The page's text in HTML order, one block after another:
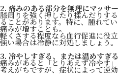
2. 痛みのある部分を無理にマッサ
膝周りを強く押したり揉んだりす
ることがあります。特に、腫れて
痛みが増すことも。
軽くさする程度なら血行促進に役
強い場合は冷静に対処しましょう。
3. 冷やしすぎる、または温めすぎる
痛みがあると「とりあえず冷やす
考えがちですが、症状によって逆